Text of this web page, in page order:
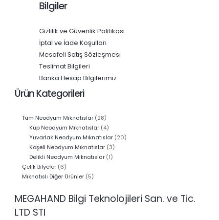
Bilgiler
Gizlilik ve Güvenlik Politikası
İptal ve İade Koşulları
Mesafeli Satış Sözleşmesi
Teslimat Bilgileri
Banka Hesap Bilgilerimiz
Ürün Kategorileri
Tüm Neodyum Mıknatıslar 2828
ürün
Küp Neodyum Mıknatıslar 44
ürün
Yuvarlak Neodyum Mıknatıslar 2020
Köşeli Neodyum Mıknatıslar 33
ürün
Delikli Neodyum Mıknatıslar 11
Çelik Bilyeler 66
ürün
Mıknatıslı Diğer Ürünler 55
MEGAHAND Bilgi Teknolojileri San. ve Tic.
LTD STI